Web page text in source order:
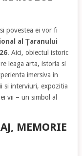
povestea ei vor fi
al Țaranului
. Aici, obiectul istoric
leaga arta, istoria si
imersiva in
si interviuri, expozitia
vii – un simbol al
MEMORIE